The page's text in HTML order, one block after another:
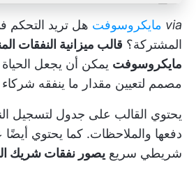
via مايكروسوفت هل تريد التحكم
المشتركة؟ قالب ميزانية النفقات
مايكروسوفت يمكن أن يجعل
مصمم لتعيين مقدار ما ينفقه
يحتوي القالب على جدول لتسجيل
دفعها والملاحظات. كما يحتوي
شريطي سريع يصور نفقات شريك